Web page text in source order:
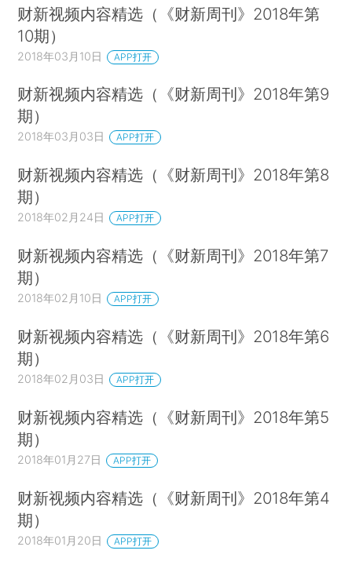
财新视频内容精选（《财新周刊》2018年第
10期）
2018年03月10日 APP打开
财新视频内容精选（《财新周刊》2018年第9
期）
2018年03月03日 APP打开
财新视频内容精选（《财新周刊》2018年第8
期）
2018年02月24日 APP打开
财新视频内容精选（《财新周刊》2018年第7
期）
2018年02月10日 APP打开
财新视频内容精选（《财新周刊》2018年第6
期）
2018年02月03日 APP打开
财新视频内容精选（《财新周刊》2018年第5
期）
2018年01月27日 APP打开
财新视频内容精选（《财新周刊》2018年第4
期）
2018年01月20日 APP打开